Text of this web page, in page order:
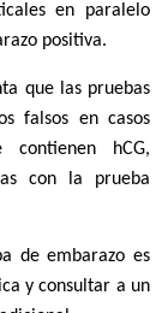
en paralelo
positiva.
que las pruebas
falsos en casos
contienen hCG,
con la prueba
de embarazo es
y consultar a un